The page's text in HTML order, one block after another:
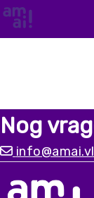
Nog